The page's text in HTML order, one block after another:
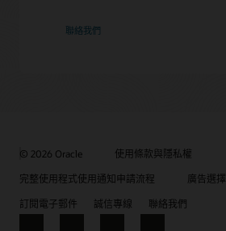
聯絡我們
© 2026 Oracle
使用條款與隱私權
完整使用程式使用通知申請流程
廣告選擇
訂閱電子郵件
誠信專線 聯絡我們